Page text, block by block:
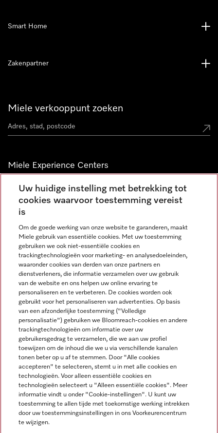
Miele verkooppunt zoeken
Miele Experience Centers
Vind jouw Miele Experience Center
Nieuwsbrief
Smart Home
Zakenpartner
Disclaimer
Algemene voorwaarden en informatie
Privacybeleid
Gebruiksvoorwaarden
Toegankelijkheidsverklaring
Miele op Instagram
Miele op Facebook
Miele op Youtube
Uw huidige instelling met betrekking tot
cookies waarvoor toestemming vereist
is
Om de goede werking van onze website te garanderen, maakt
Miele gebruik van essentiële cookies. Met uw toestemming
gebruiken we ook niet-essentiële cookies en
trackingtechnologieën voor marketing- en analysedoeleinden,
waaronder cookies van derden van onze partners en
dienstverleners, die informatie verzamelen over uw gebruik
van de website en ons helpen uw online ervaring te
personaliseren en te verbeteren. De cookies worden ook
gebruikt voor het personaliseren van advertenties. Op basis
van een afzonderlijke toestemming ("Volledige
personalisatie") gebruiken we Bloomreach-cookies en andere
trackingtechnologieën om informatie over uw
gebruikersgedrag te verzamelen, die we aan uw profiel
toewijzen om de inhoud die we u via verschillende kanalen
tonen beter op u af te stemmen. Door "Alle cookies
accepteren" te selecteren, stemt u in met alle cookies en
technologieën. Voor alleen essentiële cookies en
technologieën selecteert u "Alleen essentiële cookies". Meer
informatie vindt u onder "Cookie-instellingen". U kunt uw
toestemming te allen tijde met toekomstige werking intrekken
door uw toestemmingsinstellingen in ons Voorkeurencentrum
te wijzigen.